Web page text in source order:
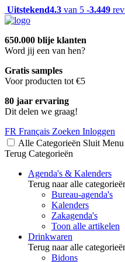
Uitstekend4.3 van 5 -3.449
650.000 blije klanten
Word jij een van hen?
Gratis samples
Voor producten tot €5
80 jaar ervaring
Dit delen we graag!
FR Français Zoeken Inloggen
Alle Categorieën Sluit Menu
Terug Categorieën
Agenda's & Kalenders
Terug naar alle
Bureau-agenda's
Kalenders
Zakagenda's
Toon alle artikelen
Drinkwaren
Terug naar alle
Bidons